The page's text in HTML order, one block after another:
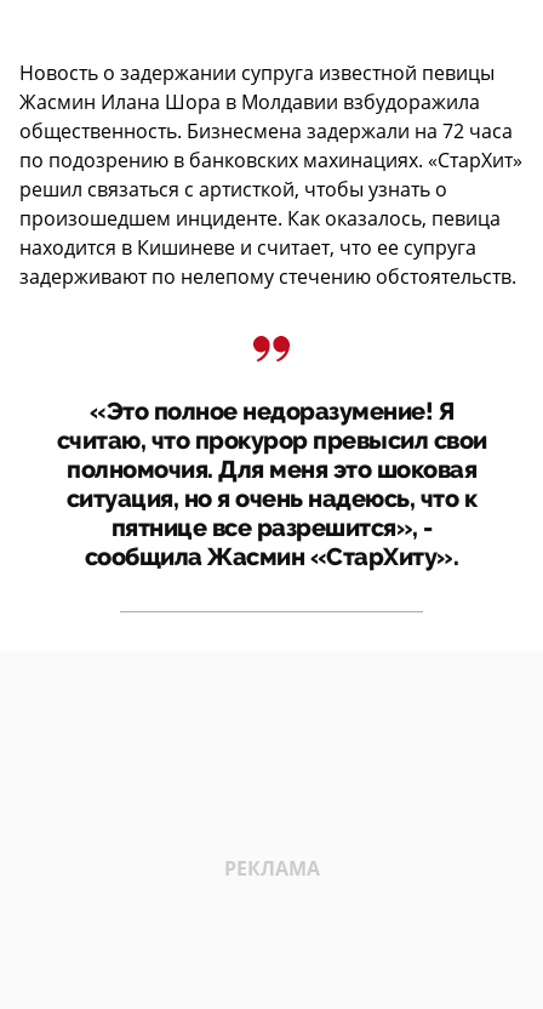
Новость о задержании супруга известной певицы
Жасмин Илана Шора в Молдавии взбудоражила
общественность. Бизнесмена задержали на 72 часа
по подозрению в банковских махинациях. «СтарХит»
решил связаться с артисткой, чтобы узнать о
произошедшем инциденте. Как оказалось, певица
находится в Кишиневе и считает, что ее супруга
задерживают по нелепому стечению обстоятельств.
«Это полное недоразумение! Я
считаю, что прокурор превысил свои
полномочия. Для меня это шоковая
ситуация, но я очень надеюсь, что к
пятнице все разрешится», -
сообщила Жасмин «СтарХиту».